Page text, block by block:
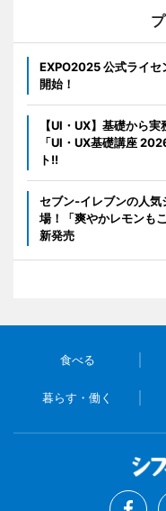
EXPO2025 公式ライセ
開始！
【UI・UX】基礎から
「UI・UX基礎講座
ト!!
セブン‐イレブンの人
場！「爽やかレモンも
新発売
食べる
暮らす・働く